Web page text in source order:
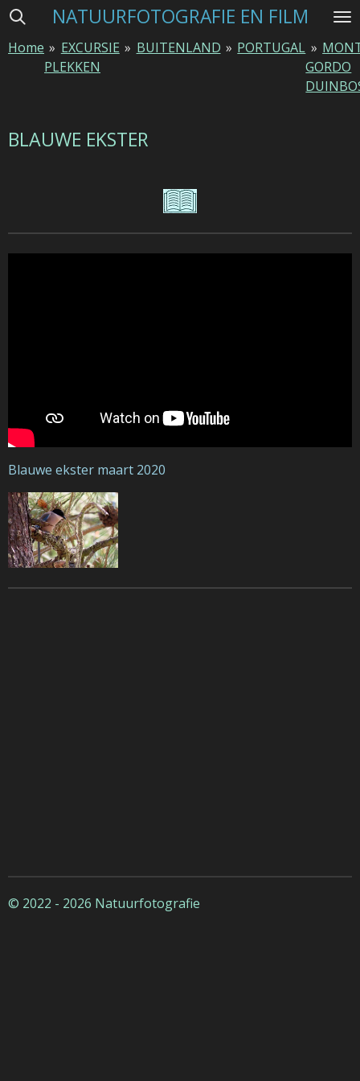
Ga
naar
NATUURFOTOGRAFIE EN FILM
Home » EXCURSIE
PLEKKEN
» BUITENLAND » PORTUGAL »
GORDO
BLAUWE EKSTER
Blauwe ekster maart 2020
© 2022 - 2026 Natuurfotografie